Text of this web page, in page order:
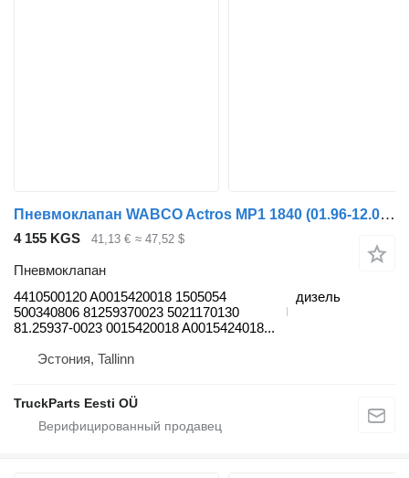
Пневмоклапан WABCO Actros MP1 1840 (01.96-12.02) 4410500120 для грузовика Mercedes-Benz Actros, Axor MP1, MP2, MP3 (1996-2014)
4 155 KGS 41,13 € ≈ 47,52 $
Пневмоклапан
4410500120 A0015420018 1505054
500340806 81259370023 5021170130
81.25937-0023 0015420018 A0015424018...
дизель
Эстония, Tallinn
TruckParts Eesti OÜ